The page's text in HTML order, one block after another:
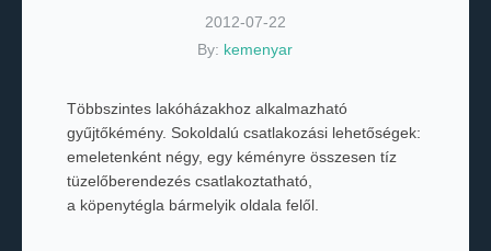
2012-07-22
By: kemenyar
Többszintes lakóházakhoz alkalmazható
gyűjtőkémény. Sokoldalú csatlakozási lehetőségek:
emeletenként négy, egy kéményre összesen tíz
tüzelőberendezés csatlakoztatható,
a köpenytégla bármelyik oldala felől.